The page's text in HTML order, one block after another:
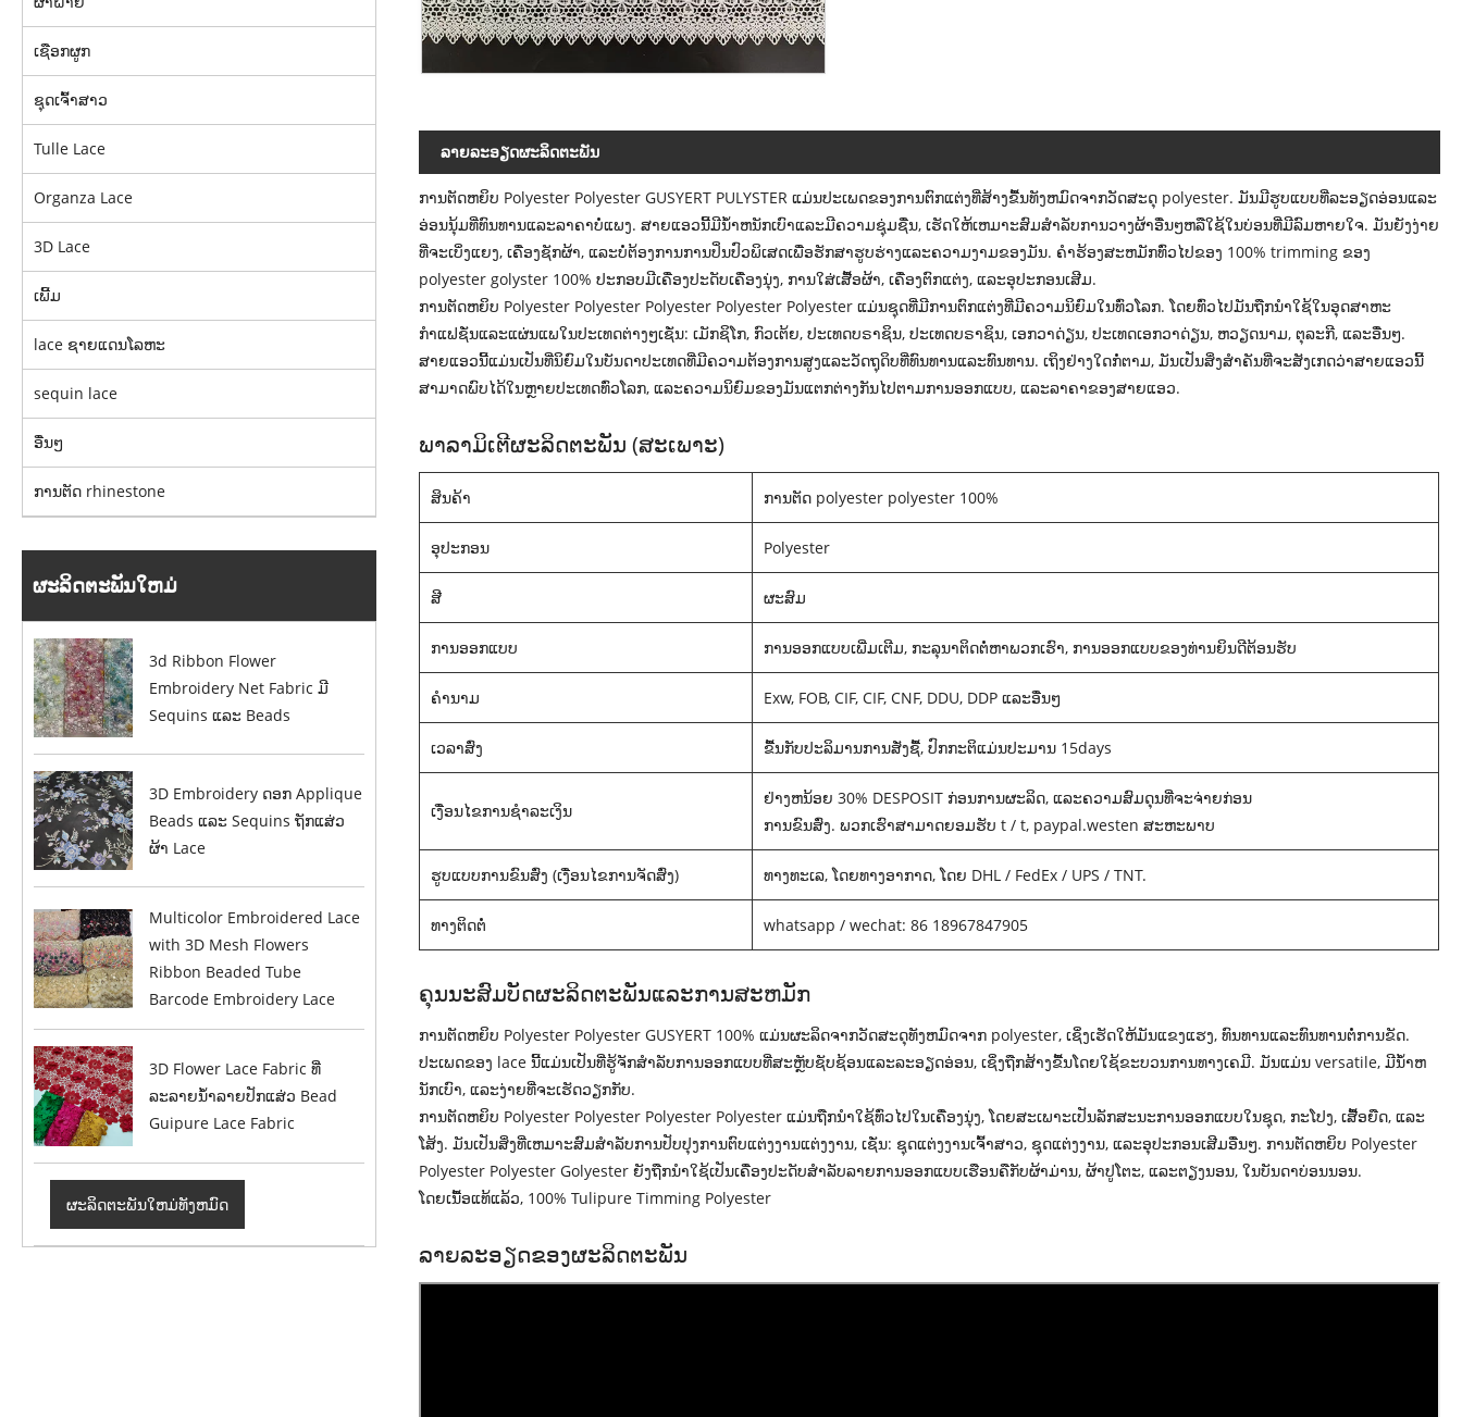
ເຊືອກຜູກ
ຊຸດເຈົ້າສາວ
Tulle Lace
Organza Lace
3D Lace
ເພີ້ມ
lace ຊາຍແດນໂລຫະ
sequin lace
ອື່ນໆ
ການຕັດ rhinestone
ຜະລິດຕະພັນໃຫມ່
3d Ribbon Flower
Embroidery Net Fabric ມີ
Sequins ແລະ Beads
3D Embroidery ດອກ Applique
Beads ແລະ Sequins ຖັກແສ່ວ
ຜ້າ Lace
Multicolor Embroidered Lace
with 3D Mesh Flowers
Ribbon Beaded Tube
Barcode Embroidery Lace
3D Flower Lace Fabric ທີ່
ລະລາຍນ້ຳລາຍປັກແສ່ວ Bead
Guipure Lace Fabric
ຜະລິດຕະພັນໃຫມ່ທັງຫມົດ
ລາຍ​ລະ​ອຽດ​ຜະ​ລິດ​ຕະ​ພັນ
ການຕັດຫຍິບ Polyester Polyester GUSYERT PULYSTER ແມ່ນປະເພດຂອງການຕົກແຕ່ງທີ່ສ້າງຂື້ນທັງຫມົດຈາກວັດສະດຸ polyester. ມັນມີຮູບແບບທີ່ລະອຽດອ່ອນແລະ
ອ່ອນນຸ້ມທີ່ທົນທານແລະລາຄາບໍ່ແພງ. ສາຍແອວນີ້ມີນ້ໍາຫນັກເບົາແລະມີຄວາມຊຸ່ມຊື່ນ, ເຮັດໃຫ້ເຫມາະສົມສໍາລັບການວາງຜ້າອື່ນໆຫລືໃຊ້ໃນບ່ອນທີ່ມີລົມຫາຍໃຈ. ມັນຍັງງ່າຍ
ທີ່ຈະເບິ່ງແຍງ, ເຄື່ອງຊັກຜ້າ, ແລະບໍ່ຕ້ອງການການປິ່ນປົວພິເສດເພື່ອຮັກສາຮູບຮ່າງແລະຄວາມງາມຂອງມັນ. ຄໍາຮ້ອງສະຫມັກທົ່ວໄປຂອງ 100% trimming ຂອງ
polyester golyster 100% ປະກອບມີເຄື່ອງປະດັບເຄື່ອງນຸ່ງ, ການໃສ່ເສື້ອຜ້າ, ເຄື່ອງຕົກແຕ່ງ, ແລະອຸປະກອນເສີມ.
ການຕັດຫຍິບ Polyester Polyester Polyester Polyester Polyester ແມ່ນຊຸດທີ່ມີການຕົກແຕ່ງທີ່ມີຄວາມນິຍົມໃນທົ່ວໂລກ. ໂດຍທົ່ວໄປມັນຖືກນໍາໃຊ້ໃນອຸດສາຫະ
ກໍາແຟຊັ່ນແລະແຜ່ນແພໃນປະເທດຕ່າງໆເຊັ່ນ: ເມັກຊິໂກ, ກົວເຕ້ຍ, ປະເທດບຣາຊິນ, ປະເທດບຣາຊິນ, ເອກວາດ່ຽນ, ປະເທດເອກວາດ່ຽນ, ຫວຽດນາມ, ຕຸລະກີ, ແລະອື່ນໆ.
ສາຍແອວນີ້ແມ່ນເປັນທີ່ນິຍົມໃນບັນດາປະເທດທີ່ມີຄວາມຕ້ອງການສູງແລະວັດຖຸດິບທີ່ທົນທານແລະທົນທານ. ເຖິງຢ່າງໃດກໍ່ຕາມ, ມັນເປັນສິ່ງສໍາຄັນທີ່ຈະສັງເກດວ່າສາຍແອວນີ້
ສາມາດພົບໄດ້ໃນຫຼາຍປະເທດທົ່ວໂລກ, ແລະຄວາມນິຍົມຂອງມັນແຕກຕ່າງກັນໄປຕາມການອອກແບບ, ແລະລາຄາຂອງສາຍແອວ.
ພາລາມິເຕີຜະລິດຕະພັນ (ສະເພາະ)
ສິນຄ້າ ການຕັດ polyester polyester 100%
ອຸປະກອນ Polyester
ສີ ຜະສົມ
ການອອກແບບ ການອອກແບບເພີ່ມເຕີມ, ກະລຸນາຕິດຕໍ່ຫາພວກເຮົາ, ການອອກແບບຂອງທ່ານຍິນດີຕ້ອນຮັບ
ຄໍານາມ Exw, FOB, CIF, CIF, CNF, DDU, DDP ແລະອື່ນໆ
ເວລາສົ່ງ ຂື້ນກັບປະລິມານການສັ່ງຊື້, ປົກກະຕິແມ່ນປະມານ 15days
ເງື່ອນໄຂການຊໍາລະເງິນ
ຢ່າງຫນ້ອຍ 30% DESPOSIT ກ່ອນການຜະລິດ, ແລະຄວາມສົມດຸນທີ່ຈະຈ່າຍກ່ອນ
ການຂົນສົ່ງ. ພວກເຮົາສາມາດຍອມຮັບ t / t, paypal.westen ສະຫະພາບ
ຮູບແບບການຂົນສົ່ງ (ເງື່ອນໄຂການຈັດສົ່ງ) ທາງທະເລ, ໂດຍທາງອາກາດ, ໂດຍ DHL / FedEx / UPS / TNT.
ທາງຕິດຕໍ່ whatsapp / wechat: 86 18967847905
ຄຸນນະສົມບັດຜະລິດຕະພັນແລະການສະຫມັກ
ການຕັດຫຍິບ Polyester Polyester GUSYERT 100% ແມ່ນຜະລິດຈາກວັດສະດຸທັງຫມົດຈາກ polyester, ເຊິ່ງເຮັດໃຫ້ມັນແຂງແຮງ, ທົນທານແລະທົນທານຕໍ່ການຂັດ.
ປະເພດຂອງ lace ນີ້ແມ່ນເປັນທີ່ຮູ້ຈັກສໍາລັບການອອກແບບທີ່ສະຫຼັບຊັບຊ້ອນແລະລະອຽດອ່ອນ, ເຊິ່ງຖືກສ້າງຂື້ນໂດຍໃຊ້ຂະບວນການທາງເຄມີ. ມັນແມ່ນ versatile, ມີນ້ໍາຫ
ນັກເບົາ, ແລະງ່າຍທີ່ຈະເຮັດວຽກກັບ.
ການຕັດຫຍິບ Polyester Polyester Polyester Polyester ແມ່ນຖືກນໍາໃຊ້ທົ່ວໄປໃນເຄື່ອງນຸ່ງ, ໂດຍສະເພາະເປັນລັກສະນະການອອກແບບໃນຊຸດ, ກະໂປງ, ເສື້ອຍືດ, ແລະ
ໂສ້ງ. ມັນເປັນສິ່ງທີ່ເຫມາະສົມສໍາລັບການປັບປຸງການຕົບແຕ່ງງານແຕ່ງງານ, ເຊັ່ນ: ຊຸດແຕ່ງງານເຈົ້າສາວ, ຊຸດແຕ່ງງານ, ແລະອຸປະກອນເສີມອື່ນໆ. ການຕັດຫຍິບ Polyester
Polyester Polyester Golyester ຍັງຖືກນໍາໃຊ້ເປັນເຄື່ອງປະດັບສໍາລັບລາຍການອອກແບບເຮືອນຄືກັບຜ້າມ່ານ, ຜ້າປູໂຕະ, ແລະຕຽງນອນ, ໃນບັນດາບ່ອນນອນ.
ໂດຍເນື້ອແທ້ແລ້ວ, 100% Tulipure Timming Polyester
ລາຍລະອຽດຂອງຜະລິດຕະພັນ